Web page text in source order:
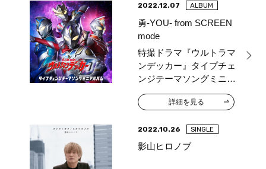
2022.12.07 ALBUM
勇-YOU- from SCREEN
mode
特撮ドラマ『ウルトラマ
ンデッカー』タイプチェ
ンジテーマソングミニア
ルバム
詳細を見る
2022.10.26 SINGLE
影山ヒロノブ